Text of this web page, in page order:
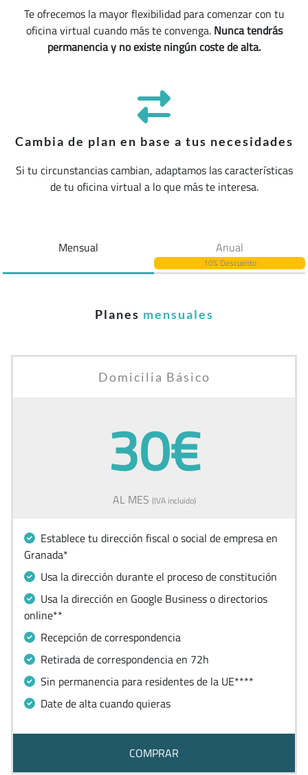
Te ofrecemos la mayor flexibilidad para comenzar con tu
oficina virtual cuando más te convenga.Nunca tendrás
permanencia y no existe ningún coste de alta.
Cambia de plan en base a tus necesidades
Si tu circunstancias cambian, adaptamos las características
de tu oficina virtual a lo que más te interesa.
Mensual Anual
10% Descuento
Planes mensuales
Domicilia Básico
30€
AL MES (IVA incluido)
Establece tu dirección fiscal o social de empresa en
Granada*
Usa la dirección durante el proceso de constitución
Usa la dirección en Google Business o directorios
online**
Recepción de correspondencia
Retirada de correspondencia en 72h
Sin permanencia para residentes de la UE****
Date de alta cuando quieras
COMPRAR